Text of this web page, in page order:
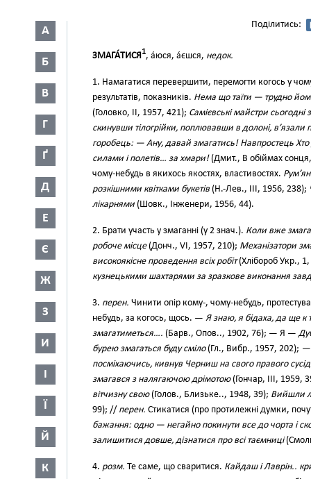
А
Б
В
Г
Ґ
Д
Е
Є
Ж
З
И
І
Ї
Й
К
Поділитись:
ЗМАГА́ТИСЯ1, а́юся, а́єшся, недок.
1. Намагатися перевершити, перемогти когось у
результатів, показників. Нема що таїти — трудно
(Головко, II, 1957, 421); Самієвські майстри сьогодні
скинувши тілогрійки, поплювавши в долоні, в’язали
горобець: — Ану, давай змагатись! Навпростець Хто
силами і полетів… за хмари!(Дмит., В обіймах
чому-небудь в якихось якостях, властивостях.
розкішними квітками букетів (Н.-Лев., III, 1956, 238);
лікарнями (Шовк., Інженери, 1956, 44).
2. Брати участь у змаганні (у 2 знач.). Коли вже
робоче місце(Донч., VI, 1957, 210); Механізатори
високоякісне проведення всіх робіт(Хлібороб Укр.,
кузнецькими шахтарями за зразкове виконання
3. перен. Чинити опір кому-, чому-небудь,
небудь, за когось, щось. — Я знаю, я бідаха, да ще к
змагатиметься…. (Барв., Опов.., 1902, 76); — Я —
бурею змагаться буду сміло(Гл., Вибр., 1957, 202); —
посміхаючись, кивнув Черниш на свого правого
змагався з налягаючою дрімотою(Гончар, III, 1959,
вітчизну свою(Голов., Близьке.., 1948, 39); Вийшли
99); // перен. Стикатися (про протилежні думки,
бажання: одно — негайно покинути все до чорта і
залишитися довше, дізнатися про всі таємниці
4. розм. Те саме, що сваритися. Кайдаш і Лаврін..